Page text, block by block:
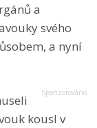
a
svého
a nyní
kousl v